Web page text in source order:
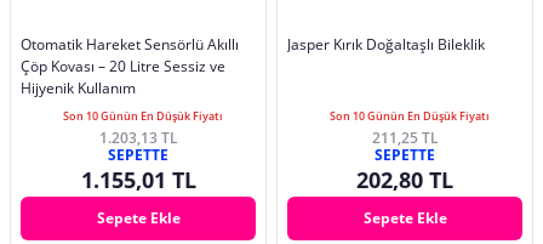
Otomatik Hareket Sensörlü Akıllı
Çöp Kovası – 20 Litre Sessiz ve
Hijyenik Kullanım
Son 10 Günün En Düşük Fiyatı
1.203,13 TL
SEPETTE
1.155,01 TL
Sepete Ekle
Jasper Kırık Doğaltaşlı Bileklik
Son 10 Günün En Düşük Fiyatı
211,25 TL
SEPETTE
202,80 TL
Sepete Ekle